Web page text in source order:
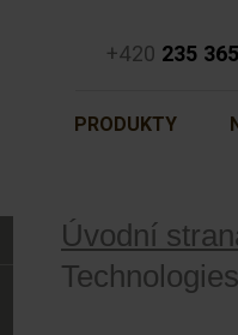
+420 235
PRODUKTY
Úvodní